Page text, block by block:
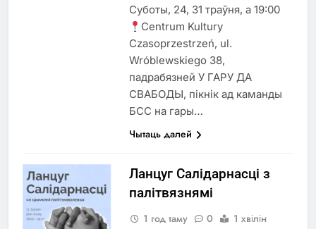
Суботы, 24, 31 траўня, а 19:00
Centrum Kultury
Czasoprzestrzeń, ul.
Wróblewskiego 38,
падрабязней У ГАРУ ДА
СВАБОДЫ, пікнік ад каманды
БСС на гары…
Чытаць далей
Ланцуг Салідарнасці з
палітвязнямі
1 год таму 0 1 хвілін